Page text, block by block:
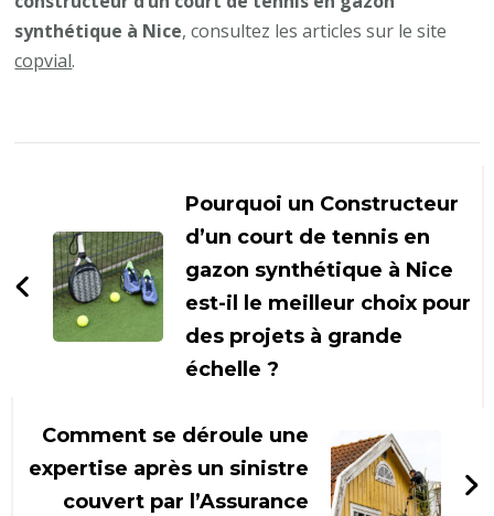
synthétique à Nice, consultez les articles sur le site
copvial.
Pourquoi un Constructeur
d’un court de tennis en
gazon synthétique à Nice
est-il le meilleur choix pour
des projets à grande
échelle ?
Comment se déroule une
expertise après un sinistre
couvert par l’Assurance